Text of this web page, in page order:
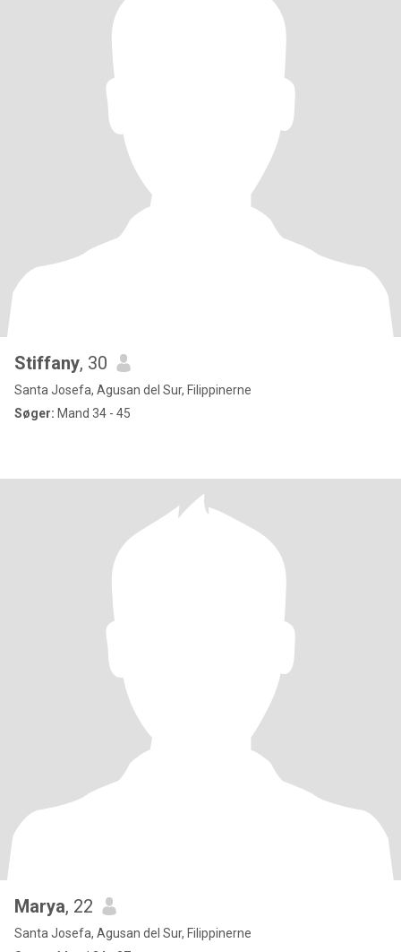
Stiffany, 30
Santa Josefa, Agusan del Sur, Filippinerne
Søger: Mand 34 - 45
Marya, 22
Santa Josefa, Agusan del Sur, Filippinerne